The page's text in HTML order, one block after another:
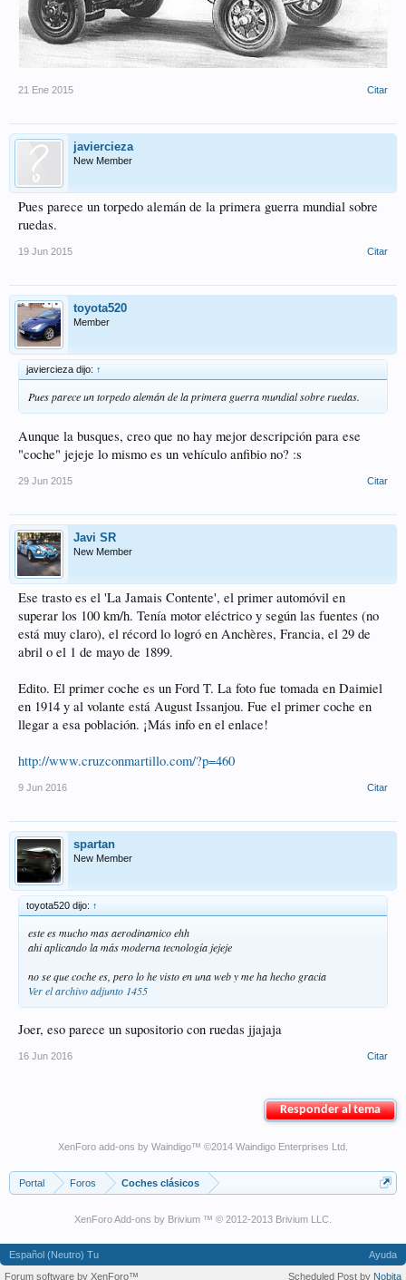
21 Ene 2015 Citar
javiercieza
New Member
Pues parece un torpedo alemán de la primera guerra mundial sobre
ruedas.
19 Jun 2015 Citar
toyota520
Member
javiercieza dijo: ↑
Pues parece un torpedo alemán de la primera guerra mundial sobre ruedas.
Aunque la busques, creo que no hay mejor descripción para ese
"coche" jejeje lo mismo es un vehículo anfibio no? :s
29 Jun 2015 Citar
Javi SR
New Member
Ese trasto es el 'La Jamais Contente', el primer automóvil en
superar los 100 km/h. Tenía motor eléctrico y según las fuentes (no
está muy claro), el récord lo logró en Anchères, Francia, el 29 de
abril o el 1 de mayo de 1899.
Edito. El primer coche es un Ford T. La foto fue tomada en Daimiel
en 1914 y al volante está August Issanjou. Fue el primer coche en
llegar a esa población. ¡Más info en el enlace!
http://www.cruzconmartillo.com/?p=460
9 Jun 2016 Citar
spartan
New Member
toyota520 dijo: ↑
este es mucho mas aerodinamico ehh
ahi aplicando la más moderna tecnología jejeje
no se que coche es, pero lo he visto en una web y me ha hecho gracia
Ver el archivo adjunto 1455
Joer, eso parece un supositorio con ruedas jjajaja
16 Jun 2016 Citar
Responder al tema
XenForo add-ons by Waindigo™ ©2014 Waindigo Enterprises Ltd
Portal Foros Coches clásicos
XenForo Add-ons by Brivium ™ © 2012-2013 Brivium LLC.
Español (Neutro) Tu
Ayuda
Forum software by XenForo™
Scheduled Post by Nobita